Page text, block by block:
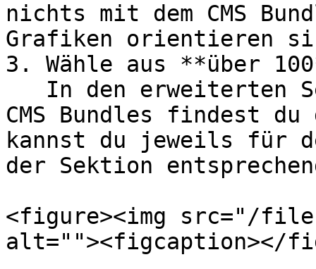
nichts mit dem CMS
Grafiken orientieren
3. Wähle aus **über
CMS Bundles findest
kannst du jeweils für
der Sektion
<figure><img src="/files/
alt=""><figcaption></